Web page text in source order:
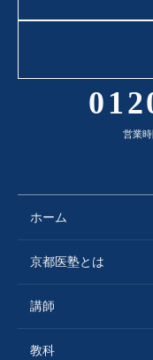
ホーム
京都医塾とは
講師
教科
営業時